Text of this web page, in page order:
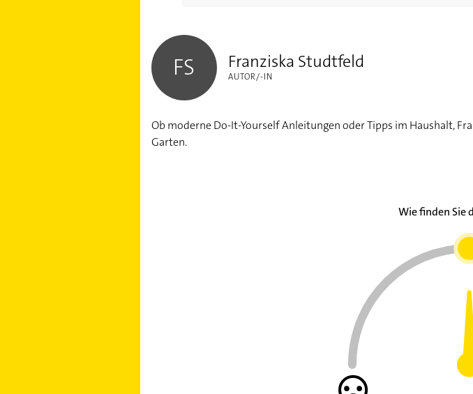
Ingwer pflanzen: So bauen Sie die gesunde Knolle selber an
Trendpflanze Tomoffel: So können Sie Kartoffeln und
Lauch anbauen: Pflanzung, Pflege und Verwendung des
Paprika pflanzen: So ziehen Sie die Schoten selber
Grünen Spargel anbauen: Tipps zum Anbau im Frühjahr
Kohlrabi pflanzen: So bauen Sie das schnell wachsende
Spinat anbauen: Gesundes Gemüse im Frühjahr säen
Rosenkohl pflanzen: So gedeiht das gesunde Gemüse am
FS Franziska Studtfeld
AUTOR/-IN
Ob moderne Do-It-Yourself Anleitungen oder Tipps im Haushalt,
Garten.
Wie finden Sie